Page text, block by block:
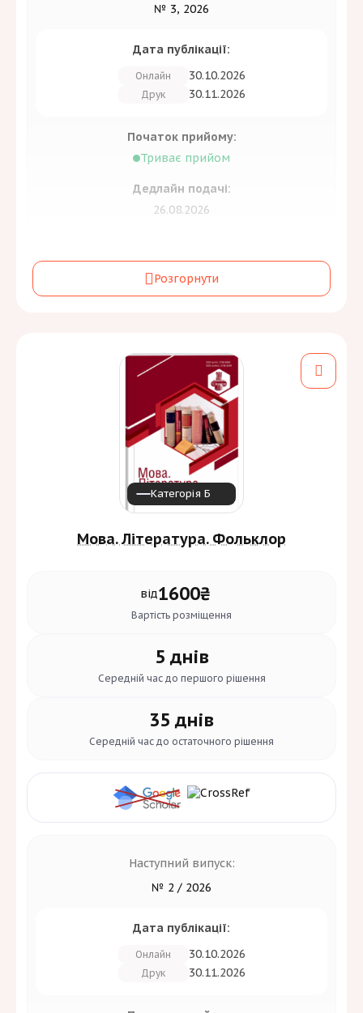
Засновник:
Київський національний економічний університет
імені Вадима Гетьмана
Галузь знань та спеціальність:
Бізнес, адміністрування та право
№ 3, 2026
Дата публікації:
Онлайн 30.10.2026
Друк 30.11.2026
Початок прийому:
Триває прийом
Дедлайн подачі:
26.08.2026
Розгорнути
Категорія Б
Мова. Література. Фольклор
від1600₴
Вартість розміщення
5 днів
Середній час до першого рішення
35 днів
Середній час до остаточного рішення
Наступний випуск:
№ 2 / 2026
Дата публікації:
Онлайн 30.10.2026
Друк 30.11.2026